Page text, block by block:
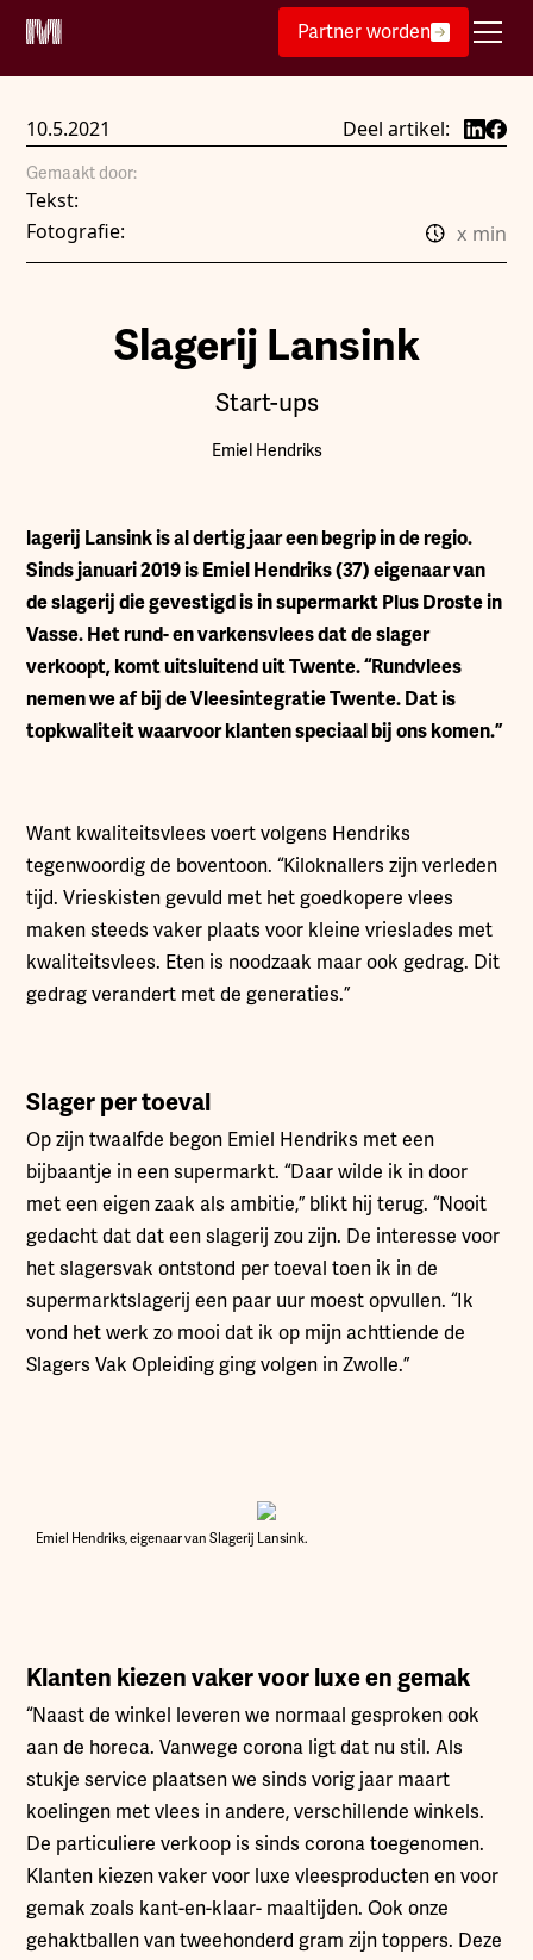
Partner worden
10.5.2021 Deel artikel:
Gemaakt door:
Tekst:
Fotografie:
x min
Slagerij Lansink
Start-ups
Emiel Hendriks
lagerij Lansink is al dertig jaar een begrip in de regio.
Sinds januari 2019 is Emiel Hendriks (37) eigenaar van
de slagerij die gevestigd is in supermarkt Plus Droste in
Vasse. Het rund- en varkensvlees dat de slager
verkoopt, komt uitsluitend uit Twente. “Rundvlees
nemen we af bij de Vleesintegratie Twente. Dat is
topkwaliteit waarvoor klanten speciaal bij ons komen.”
Want kwaliteitsvlees voert volgens Hendriks
tegenwoordig de boventoon. “Kiloknallers zijn verleden
tijd. Vrieskisten gevuld met het goedkopere vlees
maken steeds vaker plaats voor kleine vrieslades met
kwaliteitsvlees. Eten is noodzaak maar ook gedrag. Dit
gedrag verandert met de generaties.”
Slager per toeval
Op zijn twaalfde begon Emiel Hendriks met een
bijbaantje in een supermarkt. “Daar wilde ik in door
met een eigen zaak als ambitie,” blikt hij terug. “Nooit
gedacht dat dat een slagerij zou zijn. De interesse voor
het slagersvak ontstond per toeval toen ik in de
supermarktslagerij een paar uur moest opvullen. “Ik
vond het werk zo mooi dat ik op mijn achttiende de
Slagers Vak Opleiding ging volgen in Zwolle.”
Emiel Hendriks, eigenaar van Slagerij Lansink.
Klanten kiezen vaker voor luxe en gemak
“Naast de winkel leveren we normaal gesproken ook
aan de horeca. Vanwege corona ligt dat nu stil. Als
stukje service plaatsen we sinds vorig jaar maart
koelingen met vlees in andere, verschillende winkels.
De particuliere verkoop is sinds corona toegenomen.
Klanten kiezen vaker voor luxe vleesproducten en voor
gemak zoals kant-en-klaar- maaltijden. Ook onze
gehaktballen van tweehonderd gram zijn toppers. Deze